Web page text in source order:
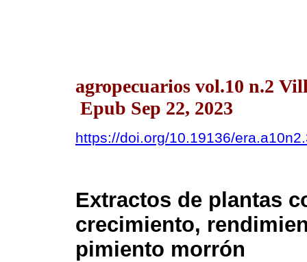
agropecuarios vol.10 n.2
Epub Sep 22, 2023
https://doi.org/10.19136/
Extractos de plantas
crecimiento,
pimiento morrón